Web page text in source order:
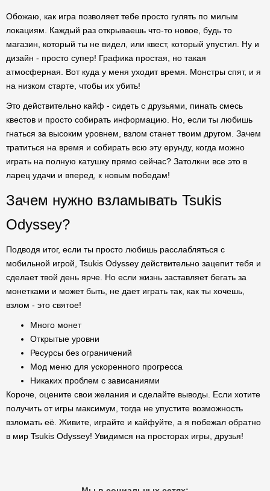
Обожаю, как игра позволяет тебе просто гулять по милым
локациям. Каждый раз открываешь что-то новое, будь то
магазин, который ты не видел, или квест, который упустил. Ну и
дизайн - просто супер! Графика простая, но такая
атмосферная. Вот куда у меня уходит время. Монстры спят, и я
на низком старте, чтобы их убить!
Это действительно кайф - сидеть с друзьями, пинать смесь
квестов и просто собирать информацию. Но, если ты любишь
гнаться за высоким уровнем, взлом станет твоим другом. Зачем
тратиться на время и собирать всю эту ерунду, когда можно
играть на полную катушку прямо сейчас? Затолкни все это в
ларец удачи и вперед, к новым победам!
Зачем нужно взламывать Tsukis
Odyssey?
Подводя итог, если ты просто любишь расслабляться с
мобильной игрой, Tsukis Odyssey действительно зацепит тебя и
сделает твой день ярче. Но если жизнь заставляет бегать за
монетками и может быть, не дает играть так, как ты хочешь,
взлом - это святое!
Много монет
Открытые уровни
Ресурсы без ограничений
Мод меню для ускоренного прогресса
Никаких проблем с зависаниями
Короче, оцените свои желания и сделайте выводы. Если хотите
получить от игры максимум, тогда не упустите возможность
взломать её. Живите, играйте и кайфуйте, а я побежал обратно
в мир Tsukis Odyssey! Увидимся на просторах игры, друзья!